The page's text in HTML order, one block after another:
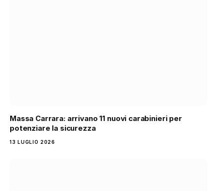
Massa Carrara: arrivano 11 nuovi carabinieri per
potenziare la sicurezza
13 LUGLIO 2026